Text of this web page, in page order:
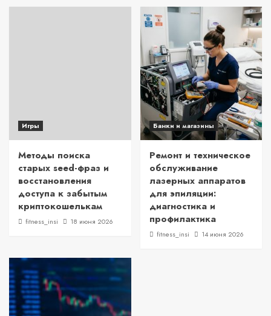
Игры
Методы поиска
старых seed-фраз и
восстановления
доступа к забытым
криптокошелькам
fitness_insi 18 июня 2026
Банки и магазины
Ремонт и техническое
обслуживание
лазерных аппаратов
для эпиляции:
диагностика и
профилактика
fitness_insi 14 июня 2026